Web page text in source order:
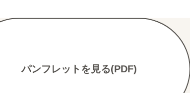
パンフレットを見る(PDF)